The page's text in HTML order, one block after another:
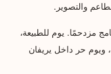
والتصوير.
مزدحمًا. يوم للطبيعة،
ويوم حر داخل يريفان